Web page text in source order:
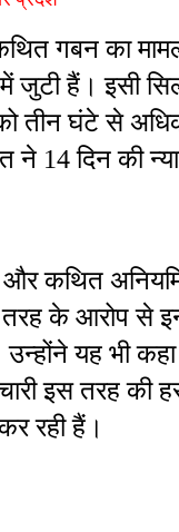
गबन का
हैं। इसी
को तीन घंटे से
14 दिन की
और कथित
के आरोप से
यह भी कहा
इस तरह
रही हैं।